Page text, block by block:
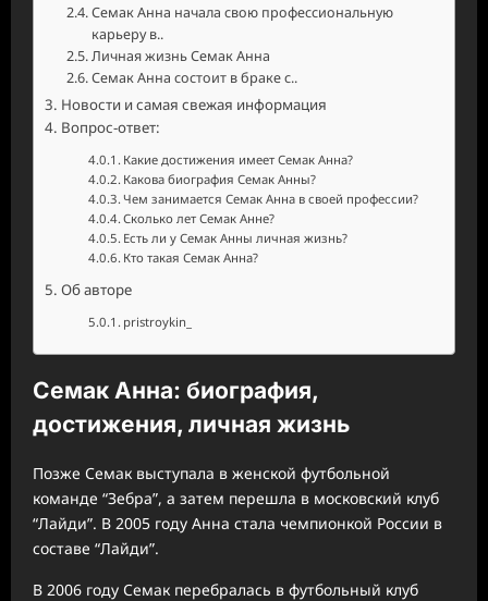
Семак Анна начала свою профессиональную
карьеру в..
Личная жизнь Семак Анна
Семак Анна состоит в браке с..
Новости и самая свежая информация
Вопрос-ответ:
Какие достижения имеет Семак Анна?
Какова биография Семак Анны?
Чем занимается Семак Анна в своей профессии?
Сколько лет Семак Анне?
Есть ли у Семак Анны личная жизнь?
Кто такая Семак Анна?
Об авторе
pristroykin_
Семак Анна: биография,
достижения, личная жизнь
Позже Семак выступала в женской футбольной
команде “Зебра”, а затем перешла в московский клуб
“Лайди”. В 2005 году Анна стала чемпионкой России в
составе “Лайди”.
В 2006 году Семак перебралась в футбольный клуб